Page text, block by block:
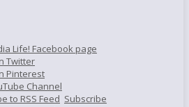
Subscribe